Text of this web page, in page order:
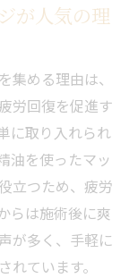
が人気の理
集める理由は、
労回復を促進す
に取り入れられ
油を使ったマッ
立つため、疲労
らは施術後に爽
が多く、手軽に
ています。